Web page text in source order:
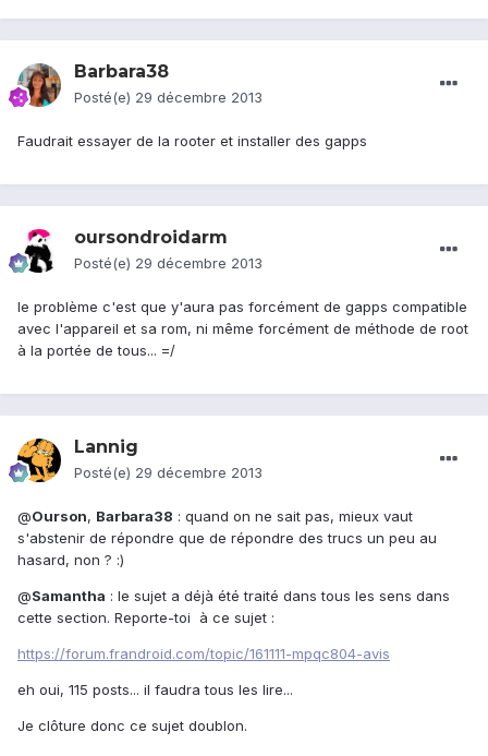
Barbara38
Posté(e) 29 décembre 2013
Faudrait essayer de la rooter et installer des gapps
oursondroidarm
Posté(e) 29 décembre 2013
le problème c'est que y'aura pas forcément de gapps compatible
avec l'appareil et sa rom, ni même forcément de méthode de root
à la portée de tous... =/
Lannig
Posté(e) 29 décembre 2013
@Ourson, Barbara38 : quand on ne sait pas, mieux vaut
s'abstenir de répondre que de répondre des trucs un peu au
hasard, non ? :)
@Samantha : le sujet a déjà été traité dans tous les sens dans
cette section. Reporte-toi à ce sujet :
https://forum.frandroid.com/topic/161111-mpqc804-avis
eh oui, 115 posts... il faudra tous les lire...
Je clôture donc ce sujet doublon.